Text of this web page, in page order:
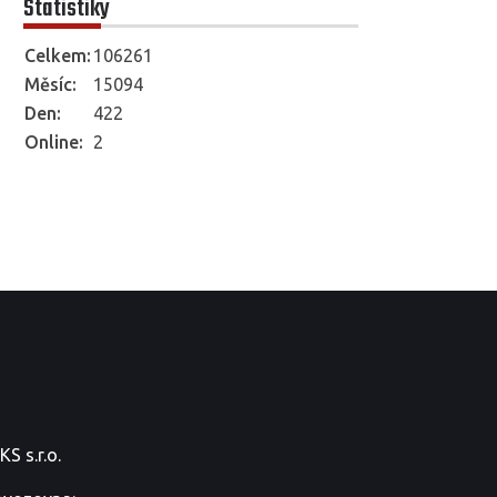
Statistiky
Online: 2
Celkem: 106261
Měsíc:
15094
Den:
422
s.r.o.